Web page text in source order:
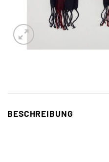
BESCHREIBUNG